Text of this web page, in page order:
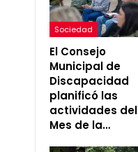
Sociedad
El Consejo
Municipal de
Discapacidad
planificó las
actividades del
Mes de la…